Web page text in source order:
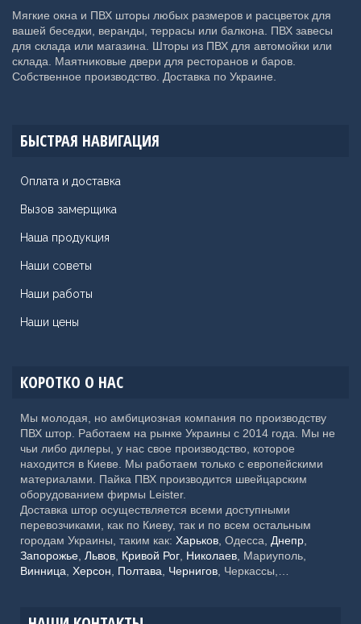
Мягкие окна и ПВХ шторы любых размеров и расцветок для
вашей беседки, веранды, террасы или балкона. ПВХ завесы
для склада или магазина. Шторы из ПВХ для автомойки или
склада. Маятниковые двери для ресторанов и баров.
Собственное производство. Доставка по Украине.
БЫСТРАЯ НАВИГАЦИЯ
Оплата и доставка
Вызов замерщика
Наша продукция
Наши советы
Наши работы
Наши цены
КОРОТКО О НАС
Мы молодая, но амбициозная компания по производству
ПВХ штор. Работаем на рынке Украины с 2014 года. Мы не
чьи либо дилеры, у нас свое производство, которое
находится в Киеве. Мы работаем только с европейскими
материалами. Пайка ПВХ производится швейцарским
оборудованием фирмы Leister.
Доставка штор осуществляется всеми доступными
перевозчиками, как по Киеву, так и по всем остальным
городам Украины, таким как: Харьков , Одесса, Днепр
Запорожье Львов Кривой Рог Николаев , Мариуполь,
Винница Херсон Полтава Чернигов , Черкассы,
Кременчуг, Луцк, Белая Церковь, Краматорск, Мелитополь,